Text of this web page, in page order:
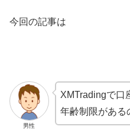
今回の記事は
男性
XMTradingで口
年齢制限がある